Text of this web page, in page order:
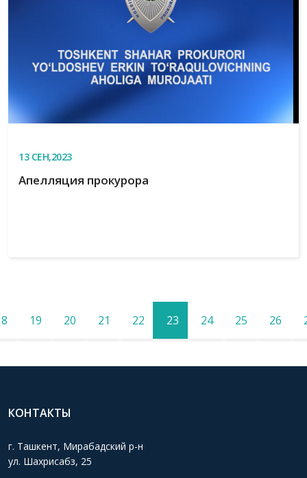
13СЕН,2023
Апелляция прокурора
19 20 21 22 23 24 25 26
КОНТАКТЫ
г. Ташкент, Мирабадский р-н
ул. Шахрисабз, 25